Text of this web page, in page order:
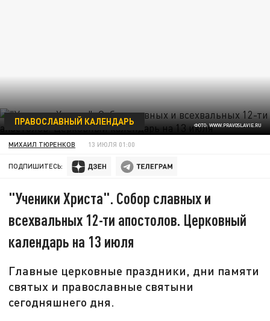
ФОТО: WWW.PRAVOSLAVIE.RU
ПРАВОСЛАВНЫЙ КАЛЕНДАРЬ
МИХАИЛ ТЮРЕНКОВ 13 ИЮЛЯ 01:00
ПОДПИШИТЕСЬ:
"Ученики Христа". Собор славных и
всехвальных 12-ти апостолов. Церковный
календарь на 13 июля
Главные церковные праздники, дни памяти
святых и православные святыни
сегодняшнего дня.